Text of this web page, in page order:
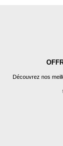
Découvrez nos